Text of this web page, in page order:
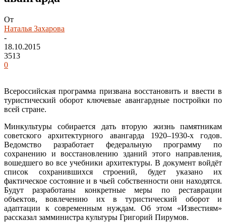
От
Наталья Захарова
-
18.10.2015
3513
0
Всероссийская программа призвана восстановить и ввести в
туристический оборот ключевые авангардные постройки по
всей стране.
Минкультуры собирается дать вторую жизнь памятникам
советского архитектурного авангарда 1920–1930-х годов.
Ведомство разработает федеральную программу по
сохранению и восстановлению зданий этого направления,
вошедшего во все учебники архитектуры. В документ войдёт
список сохранившихся строений, будет указано их
фактическое состояние и в чьей собственности они находятся.
Будут разработаны конкретные меры по реставрации
объектов, вовлечению их в туристический оборот и
адаптации к современным нуждам. Об этом «Известиям»
рассказал замминистра культуры Григорий Пирумов.